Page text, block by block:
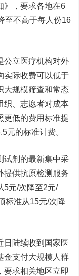
》，要求各地在6
至不高于每人份16
立医疗机构对外
实际收费可以低于
大规模筛查和常态
织、志愿者对成本
更低的费用标准提
元的标准计费。
剂的最新集中采
提供抗原检测服务
5元/次降至2元/
标准从15元/次降
陆续收到国家医
金支付大规模人群
要求相关地区立即